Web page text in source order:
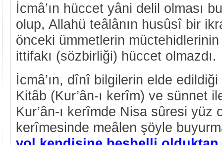
İcmâ’ın hüccet yâni delil olması
olup, Allahü teâlânın husûsî bir
önceki ümmetlerin
ittifakı (sözbirliği) hüccet olmazdı.
İcmâ’ın, dînî bilgilerin elde
Kitâb (Kur’ân-ı kerîm) ve sünnet
Kur’ân-ı kerîmde Nisa sûresi yüz
kerîmesinde meâlen şöyle